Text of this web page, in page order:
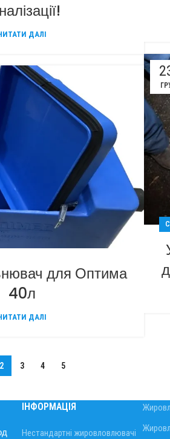
ДАЛІ
для Оптима
40л
ДАЛІ
2 3 4 5
ІНФОРМАЦІЯ
Нестандартні жировловлювачі